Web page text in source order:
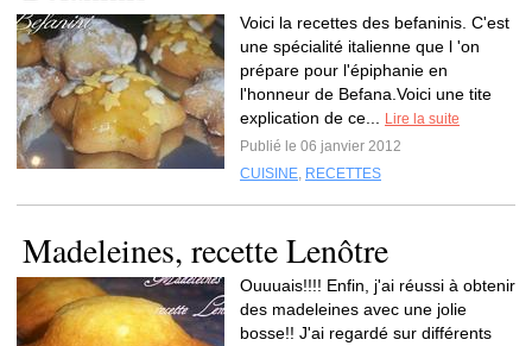
Voici la recettes des befaninis. C'est
une spécialité italienne que l 'on
prépare pour l'épiphanie en
l'honneur de Befana.Voici une tite
explication de ce...
Lire la suite
Publié le 06 janvier 2012
CUISINE, RECETTES
Madeleines, recette Lenôtre
Ouuuais!!!! Enfin, j'ai réussi à obtenir
des madeleines avec une jolie
bosse!! J'ai regardé sur différents